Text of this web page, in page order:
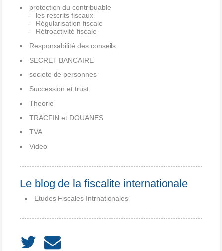
protection du contribuable
les rescrits fiscaux
Régularisation fiscale
Rétroactivité fiscale
Responsabilité des conseils
SECRET BANCAIRE
societe de personnes
Succession et trust
Theorie
TRACFIN et DOUANES
TVA
Video
Le blog de la fiscalite internationale
Etudes Fiscales Intrnationales